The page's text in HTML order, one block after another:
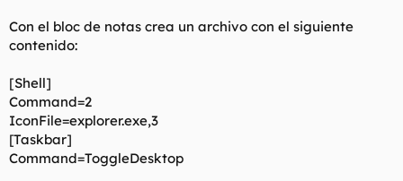
Con el bloc de notas crea un archivo con el siguiente
contenido:
[Shell]
Command=2
IconFile=explorer.exe,3
[Taskbar]
Command=ToggleDesktop